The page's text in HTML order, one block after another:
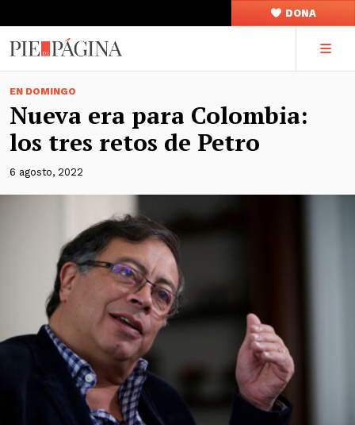
DONA
EN DOMINGO
Nueva era para Colombia:
los tres retos de Petro
6 agosto, 2022